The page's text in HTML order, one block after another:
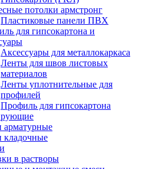
потолки армстронг
Пластиковые панели ПВХ
для гипсокартона и
Аксессуары для металлокаркаса
Ленты для швов листовых
материалов
Ленты уплотнительные для
профилей
Профиль для гипсокартона
арматурные
кладочные
в растворы